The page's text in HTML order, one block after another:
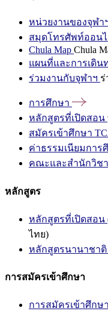
หน่วยงานของจุฬา
สมุดโทรศัพท์ออน
Chula Map Chula
แผนที่และการเดิน
ร่วมงานกับจุฬาฯ
การศึกษา
หลักสูตรที่เปิดสอน
สมัครเข้าศึกษา
ค่าธรรมเนียมการ
คณะและสำนักวิชา
หลักสูตร
หลักสูตรที่เปิดสอน
ไทย)
หลักสูตรนานาชาติ
การสมัครเข้าศึกษา
การสมัครเข้าศึก